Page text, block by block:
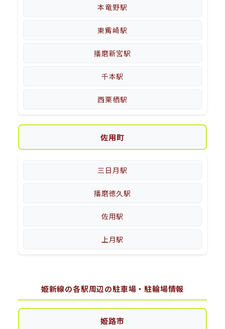
本竜野駅
東觜崎駅
播磨新宮駅
千本駅
西栗栖駅
佐用町
三日月駅
播磨徳久駅
佐用駅
上月駅
姫新線の各駅周辺の駐車場・駐輪場情報
姫路市